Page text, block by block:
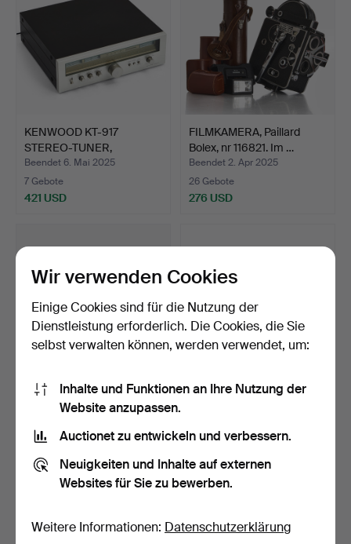
KENWOOD KT-917
STEREO-TUNER,
Seriennummer …
Beendet 6. Mai 2025
7 Gebote
421 USD
FILMKAMERA, Paillard
Bolex, nr 116821. Im …
Beendet 2. Apr 2025
26 Gebote
276 USD
BEOSOUND Century 2651,
Radio mit integrier…
4 Gebote
43 USD
Ein Paar Lautsprecher,
32 USD
Wir verwenden Cookies
Einige Cookies sind für die Nutzung der
Dienstleistung erforderlich. Die Cookies, die Sie
selbst verwalten können, werden verwendet, um:
Inhalte und Funktionen an Ihre Nutzung der
Website anzupassen.
Auctionet zu entwickeln und verbessern.
Neuigkeiten und Inhalte auf externen
Websites für Sie zu bewerben.
Weitere Informationen: Datenschutzerklärung